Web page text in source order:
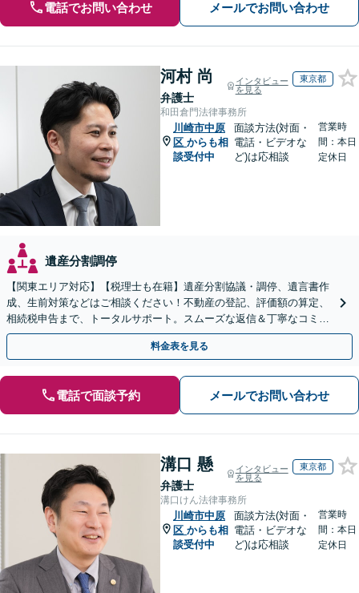
電話でお問い合わせ メールでお問い合わせ
河村 尚
弁護士
インタビュー
を見る
東京都
和田倉門法律事務所
川崎市中原
区 からも相
談受付中
面談方法(対面・
電話・ビデオな
ど)は応相談
営業時
間：本日
定休日
遺産分割調停
【関東エリア対応】【税理士も在籍】遺産分割協議・調停、遺言書作
成、生前対策などはご相談ください！不動産の登記、評価額の算定、
相続税申告まで、トータルサポート。スムーズな返信＆丁寧なコミュ
ニケーション◎お気軽にご相談ください。
料金表を見る
電話で面談予約 メールでお問い合わせ
溝口 懸
弁護士
インタビュー
を見る
東京都
溝口けん法律事務所
川崎市中原
区 からも相
談受付中
面談方法(対面・
電話・ビデオな
ど)は応相談
営業時
間：本日
定休日